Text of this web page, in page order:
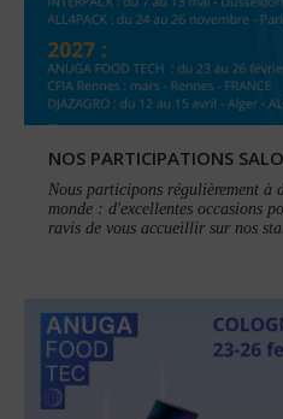
NOS PARTICIPATIONS
Nous participons régulièrement à
monde : d'excellentes occasions
ravis de vous accueillir sur nos